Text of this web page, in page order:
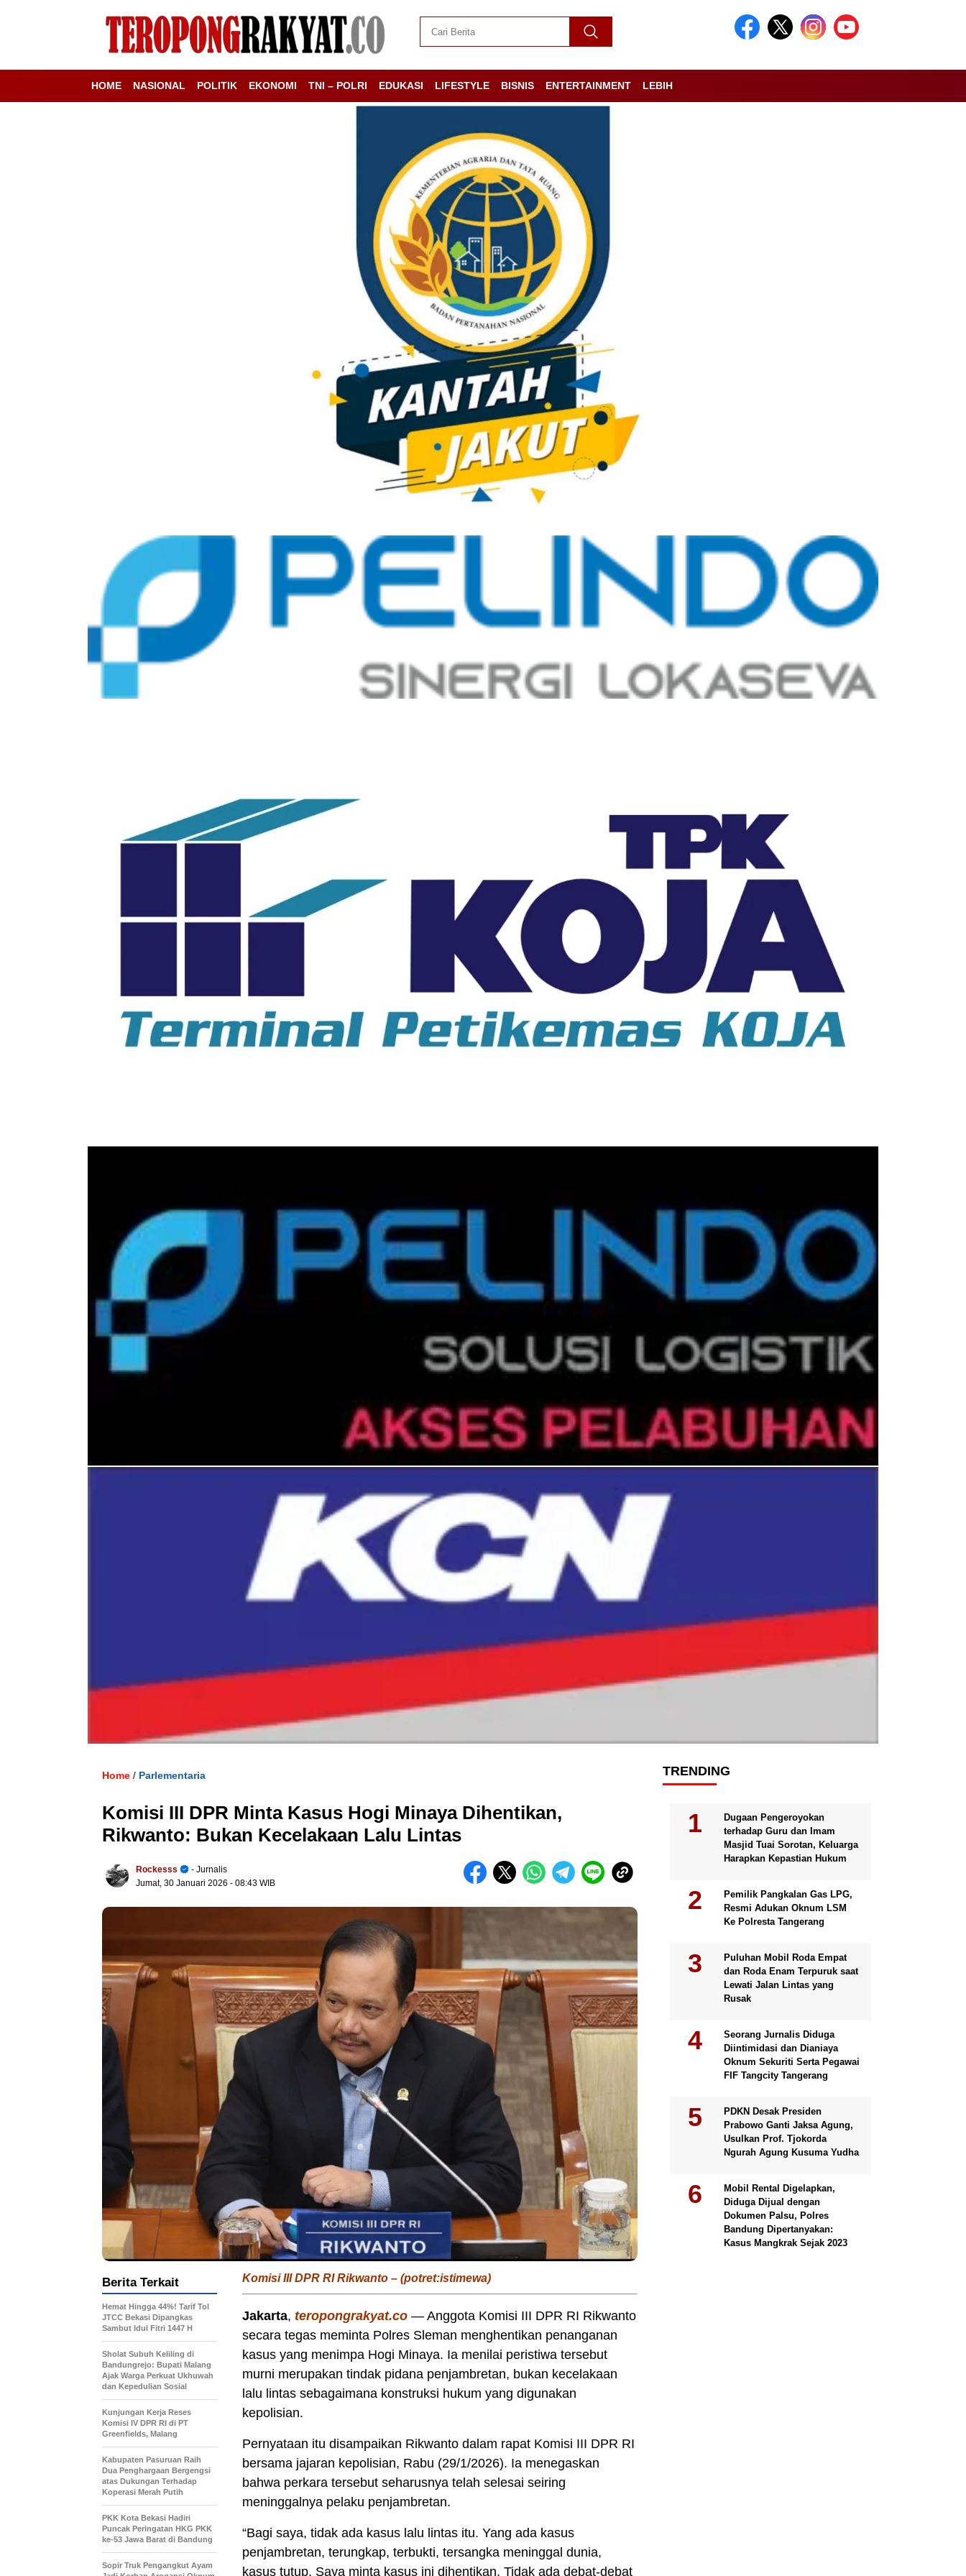
HOME NASIONAL POLITIK EKONOMI TNI – POLRI EDUKASI LIFESTYLE BISNIS ENTERTAINMENT LEBIH
Home / Parlementaria
Komisi III DPR Minta Kasus Hogi Minaya Dihentikan,
Rikwanto: Bukan Kecelakaan Lalu Lintas
Rockesss
- Jurnalis
Jumat, 30 Januari 2026 - 08:43 WIB
Komisi III DPR RI Rikwanto – (potret:istimewa)
Jakarta, teropongrakyat.co — Anggota Komisi III DPR RI Rikwanto
secara tegas meminta Polres Sleman menghentikan penanganan
kasus yang menimpa Hogi Minaya. Ia menilai peristiwa tersebut
murni merupakan tindak pidana penjambretan, bukan kecelakaan
lalu lintas sebagaimana konstruksi hukum yang digunakan
kepolisian.
Pernyataan itu disampaikan Rikwanto dalam rapat Komisi III DPR RI
bersama jajaran kepolisian, Rabu (29/1/2026). Ia menegaskan
bahwa perkara tersebut seharusnya telah selesai seiring
meninggalnya pelaku penjambretan.
“Bagi saya, tidak ada kasus lalu lintas itu. Yang ada kasus
penjambretan, terungkap, terbukti, tersangka meninggal dunia,
kasus tutup. Saya minta kasus ini dihentikan. Tidak ada debat-debat
Berita Terkait
Hemat Hingga 44%! Tarif Tol
JTCC Bekasi Dipangkas
Sambut Idul Fitri 1447 H
Sholat Subuh Keliling di
Bandungrejo: Bupati Malang
Ajak Warga Perkuat Ukhuwah
dan Kepedulian Sosial
Kunjungan Kerja Reses
Komisi IV DPR RI di PT
Greenfields, Malang
Kabupaten Pasuruan Raih
Dua Penghargaan Bergengsi
atas Dukungan Terhadap
Koperasi Merah Putih
PKK Kota Bekasi Hadiri
Puncak Peringatan HKG PKK
ke-53 Jawa Barat di Bandung
Sopir Truk Pengangkut Ayam
TRENDING
Dugaan Pengeroyokan
terhadap Guru dan Imam
Masjid Tuai Sorotan, Keluarga
Harapkan Kepastian Hukum
Pemilik Pangkalan Gas LPG,
Resmi Adukan Oknum LSM
Ke Polresta Tangerang
Puluhan Mobil Roda Empat
dan Roda Enam Terpuruk saat
Lewati Jalan Lintas yang
Rusak
Seorang Jurnalis Diduga
Diintimidasi dan Dianiaya
Oknum Sekuriti Serta Pegawai
FIF Tangcity Tangerang
PDKN Desak Presiden
Prabowo Ganti Jaksa Agung,
Usulkan Prof. Tjokorda
Ngurah Agung Kusuma Yudha
Mobil Rental Digelapkan,
Diduga Dijual dengan
Dokumen Palsu, Polres
Bandung Dipertanyakan:
Kasus Mangkrak Sejak 2023